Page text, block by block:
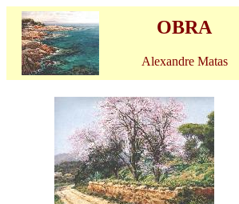
OBRA
Alexandre Matas